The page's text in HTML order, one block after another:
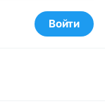
Войти